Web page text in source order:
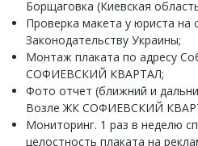
Борщаговка (Киевская
Проверка макета у юриста на
Законодательству Украины;
Монтаж плаката по адресу
СОФИЕВСКИЙ КВАРТАЛ;
Фото отчет (ближний и
Возле ЖК СОФИЕВСКИЙ
Мониторинг. 1 раз в неделю
целостность плаката на